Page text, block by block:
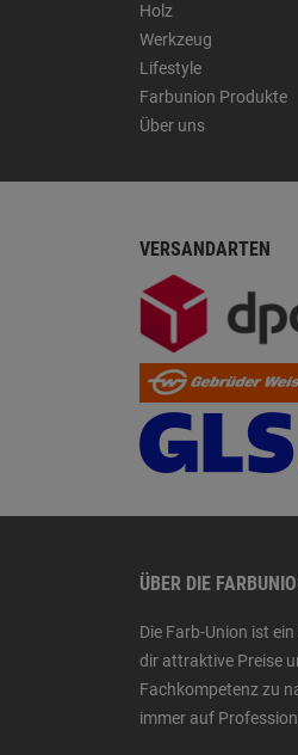
Holz
Werkzeug
Lifestyle
Farbunion Produkte
Über uns
VERSANDARTEN
ÜBER DIE
Die Farb-Union ist
dir attraktive Preise
Fachkompetenz zu
immer auf